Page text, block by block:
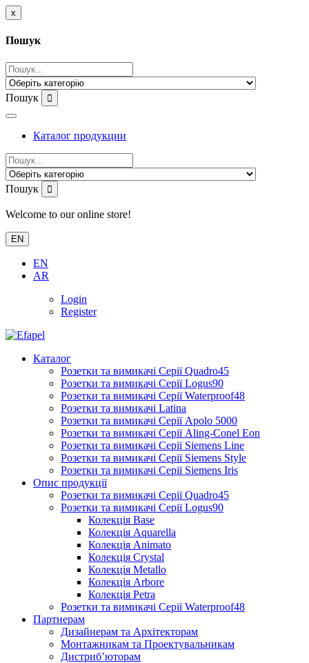
x
Пошук
Пошук
Каталог продукции
Пошук
Welcome to our online store!
EN
EN
AR
Login
Register
Каталог
Розетки та вимикачі Серії Quadro45
Розетки та вимикачі Серії Logus90
Розетки та вимикачі Серії Waterproof48
Розетки та вимикачі Latina
Розетки та вимикачі Серії Apolo 5000
Розетки та вимикачі Серії Aling-Conel Eon
Розетки та вимикачі Серії Siemens Line
Розетки та вимикачі Серії Siemens Style
Розетки та вимикачі Серії Siemens Iris
Опис продукції
Розетки та вимикачі Серії Quadro45
Розетки та вимикачі Серії Logus90
Колекція Base
Колекція Aquarella
Колекція Animato
Колекція Crystal
Колекція Metallo
Колекція Arbore
Колекція Petra
Розетки та вимикачі Серії Waterproof48
Партнерам
Дизайнерам та Архітекторам
Монтажникам та Проектувальникам
Дистриб’юторам